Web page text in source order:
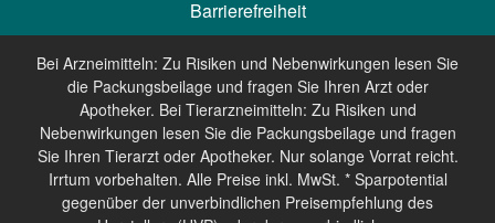
Barrierefreiheit
Bei Arzneimitteln: Zu Risiken und Nebenwirkungen lesen Sie
die Packungsbeilage und fragen Sie Ihren Arzt oder
Apotheker. Bei Tierarzneimitteln: Zu Risiken und
Nebenwirkungen lesen Sie die Packungsbeilage und fragen
Sie Ihren Tierarzt oder Apotheker. Nur solange Vorrat reicht.
Irrtum vorbehalten. Alle Preise inkl. MwSt. * Sparpotential
gegenüber der unverbindlichen Preisempfehlung des